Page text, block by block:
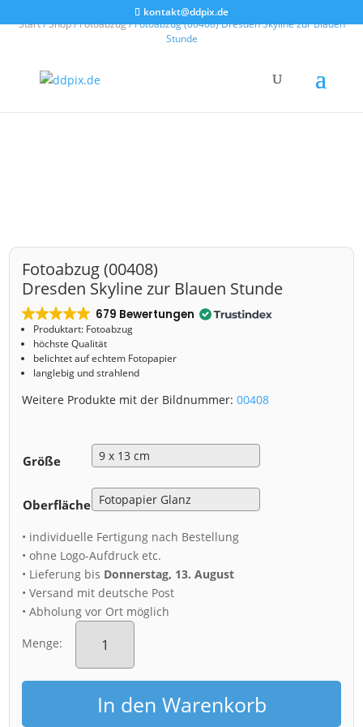
kontakt@ddpix.de
Start/Shop/Fotoabzug/ Fotoabzug (00408) Dresden Skyline zur Blauen
Stunde
Fotoabzug (00408)
Dresden Skyline zur Blauen Stunde
679 Bewertungen
Produktart: Fotoabzug
höchste Qualität
belichtet auf echtem Fotopapier
langlebig und strahlend
Weitere Produkte mit der Bildnummer:00408
Größe
Oberfläche
• individuelle Fertigung nach Bestellung
• ohne Logo-Aufdruck etc.
• Lieferung bis Donnerstag, 13. August
• Versand mit deutsche Post
• Abholung vor Ort möglich
Menge:
Fotoabzug
(00408)
Skyline
zur
Blauen
StundeIn den Warenkorb